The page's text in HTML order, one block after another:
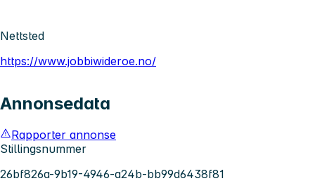
Nettsted
https://www.jobbiwideroe.no/
Annonsedata
Rapporter annonse
Stillingsnummer
26bf826a-9b19-4946-a24b-bb99d6438f81